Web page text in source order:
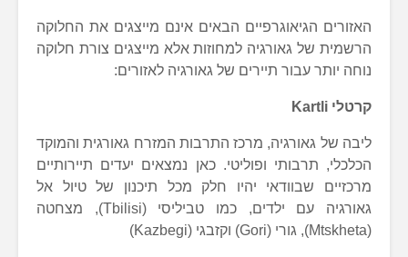
האזורים הגיאוגרפיים הבאים אינם מייצגים את החלוקה
הרשמית של גאורגיה למחוזות אלא מייצגים צורת חלוקה
נוחה יותר עבור תיירים של גאורגיה לאזורים:
קרטלי Kartli
ליבה של גאורגיה, מרכז התרבות המזרח גאורגית והמוקד
הכלכלי, תרבותי ופוליטי. כאן נמצאים יעדים תיירותיים
מרכזיים שבוודאי יהיו חלק מכל תיכנון של טיול אל
גאורגיה עם ילדים, כמו טביליסי (Tbilisi), מצחטה
(Mtskheta), גורי (Gori) וקזבגי (Kazbegi)